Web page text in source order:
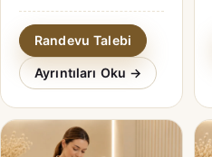
riskler ve cihaz
doğrulama soruları
için kaynak temelli
İzmit rehberi.
Randevu Talebi
Ayrıntıları Oku →